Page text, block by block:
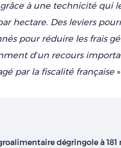
grâce à une technicité qui
hectare. Des leviers
pour réduire les frais
d’un recours
par la fiscalité française
dégringole à